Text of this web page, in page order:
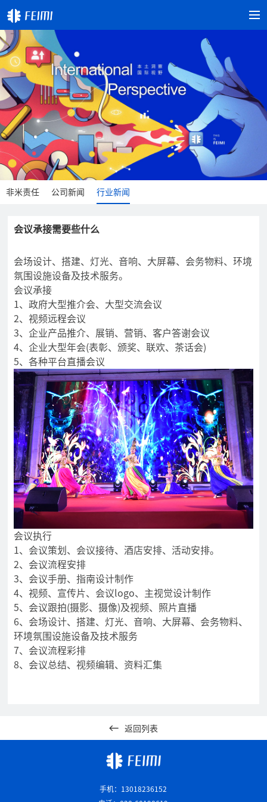
非米责任 公司新闻 行业新闻
会议承接需要些什么
会场设计、搭建、灯光、音响、大屏幕、会务物料、环境
氛围设施设备及技术服务。
会议承接
1、政府大型推介会、大型交流会议
2、视频远程会议
3、企业产品推介、展销、营销、客户答谢会议
4、企业大型年会(表彰、颁奖、联欢、茶话会)
5、各种平台直播会议
会议执行
1、会议策划、会议接待、酒店安排、活动安排。
2、会议流程安排
3、会议手册、指南设计制作
4、视频、宣传片、会议logo、主视觉设计制作
5、会议跟拍(摄影、摄像)及视频、照片直播
6、会场设计、搭建、灯光、音响、大屏幕、会务物料、
环境氛围设施设备及技术服务
7、会议流程彩排
8、会议总结、视频编辑、资料汇集
返回列表
手机：13018236152